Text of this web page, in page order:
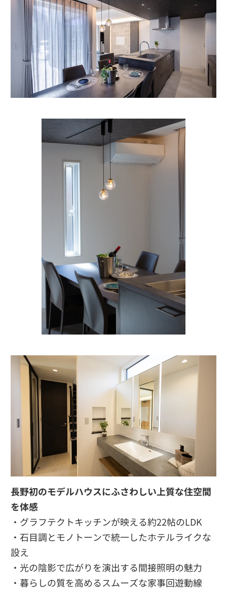
長野初のモデルハウスにふさわしい上質な住空間
を体感
・グラフテクトキッチンが映える約22帖のLDK
・石目調とモノトーンで統一したホテルライクな
設え
・光の陰影で広がりを演出する間接照明の魅力
・暮らしの質を高めるスムーズな家事回遊動線